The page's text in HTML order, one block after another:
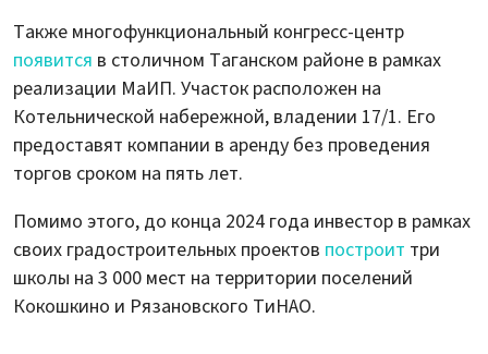
Также многофункциональный конгресс-центр
появится в столичном Таганском районе в рамках
реализации МаИП. Участок расположен на
Котельнической набережной, владении 17/1. Его
предоставят компании в аренду без проведения
торгов сроком на пять лет.
Помимо этого, до конца 2024 года инвестор в рамках
своих градостроительных проектов построит три
школы на 3 000 мест на территории поселений
Кокошкино и Рязановского ТиНАО.